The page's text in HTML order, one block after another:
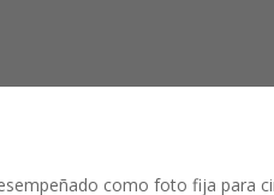
como foto fija para